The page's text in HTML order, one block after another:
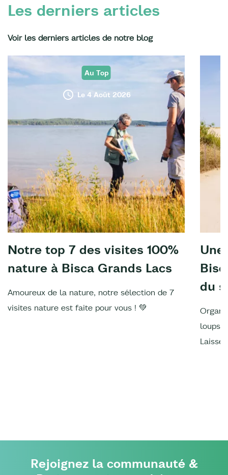
Les derniers articles
Voir les derniers articles de notre blog
Au Top
Le 4 Août 2026
Notre top 7 des visites 100%
nature à Bisca Grands Lacs
Amoureux de la nature, notre sélection de 7
visites nature est faite pour vous ! 💚
du
loups,
Rejoignez la communauté &